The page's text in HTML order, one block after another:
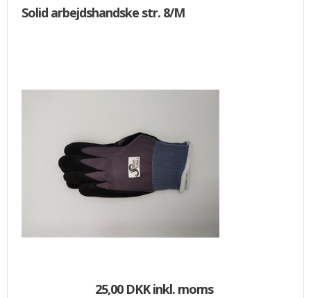
Solid arbejdshandske str. 8/M
25,00 DKKinkl. moms